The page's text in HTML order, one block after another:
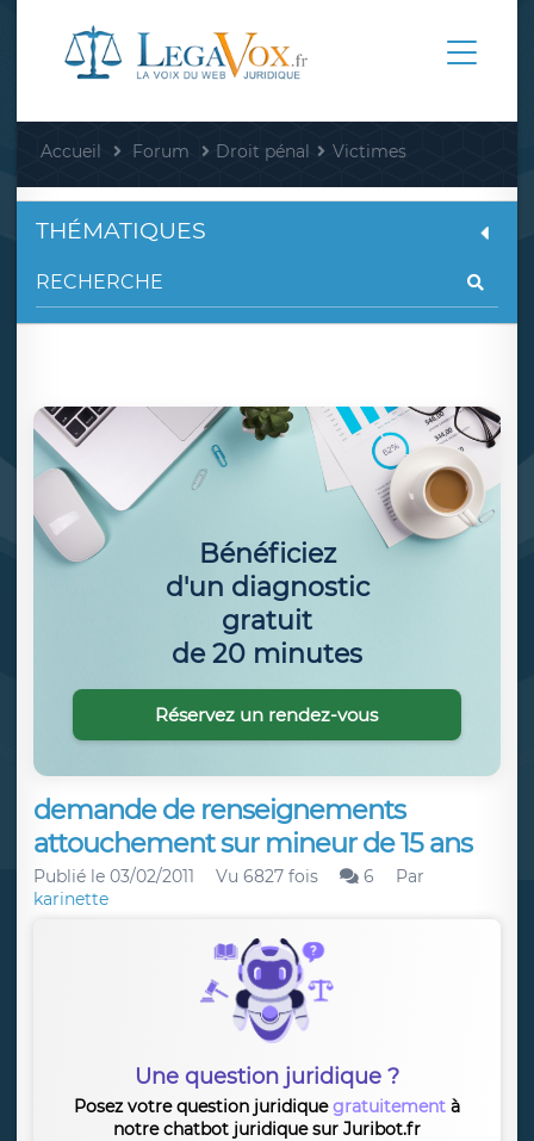
Accueil Forum Droit pénal Victimes
demande de renseignements
attouchement sur mineur de 15 ans
Publié le 03/02/2011 Vu 6827 fois 6
Par
karinette
Une question juridique ?
Posez votre question juridiquegratuitement à
notre chatbot juridique sur Juribot.fr
THÉMATIQUES
Bénéficiez
d'un diagnostic
gratuit
de 20 minutes
Réservez un rendez-vous